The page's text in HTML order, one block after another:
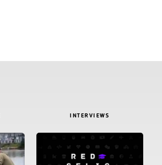
INTERVIEWS